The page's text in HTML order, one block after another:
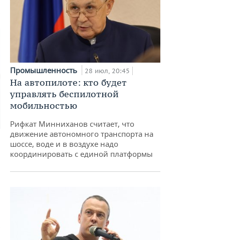
Промышленность 28 июл, 20:45
На автопилоте: кто будет
управлять беспилотной
мобильностью
Рифкат Минниханов считает, что
движение автономного транспорта на
шоссе, воде и в воздухе надо
координировать с единой платформы